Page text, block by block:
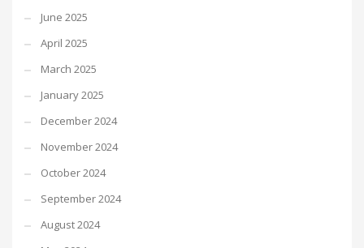
June 2025
April 2025
March 2025
January 2025
December 2024
November 2024
October 2024
September 2024
August 2024